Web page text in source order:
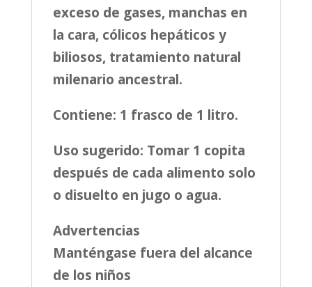
exceso de gases, manchas en
la cara, cólicos hepáticos y
biliosos, tratamiento natural
milenario ancestral.
Contiene: 1 frasco de 1 litro.
Uso sugerido: Tomar 1 copita
después de cada alimento solo
o disuelto en jugo o agua.
Advertencias
Manténgase fuera del alcance
de los niños